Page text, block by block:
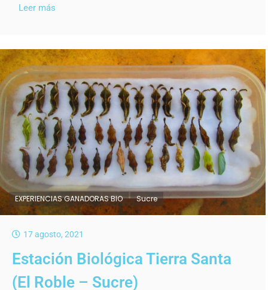
Leer más
EXPERIENCIAS GANADORAS BIO Sucre
17 agosto, 2021
Estación Biológica Tierra Santa
(El Roble – Sucre)